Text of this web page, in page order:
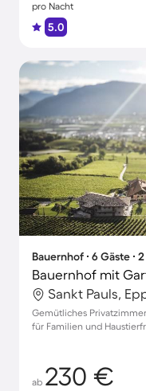
pro Nacht
5.0
Bauernhof ∙ 6 Gäste ∙
Bauernhof mit
Sankt Pauls,
Gemütliches
für Familien und
ab 230 €